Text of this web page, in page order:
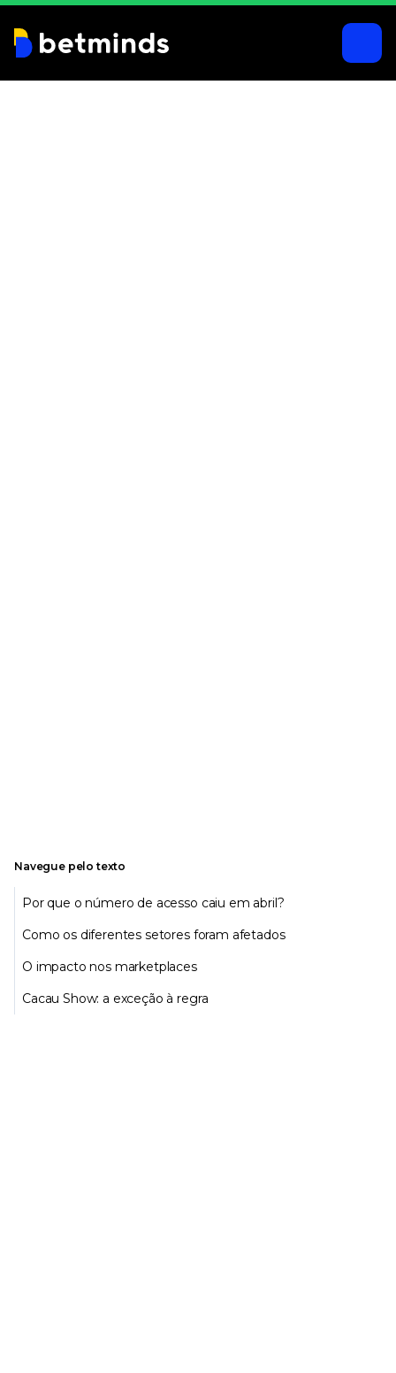
Navegue pelo texto
Por que o número de acesso caiu em abril?
Como os diferentes setores foram afetados
O impacto nos marketplaces
Cacau Show: a exceção à regra